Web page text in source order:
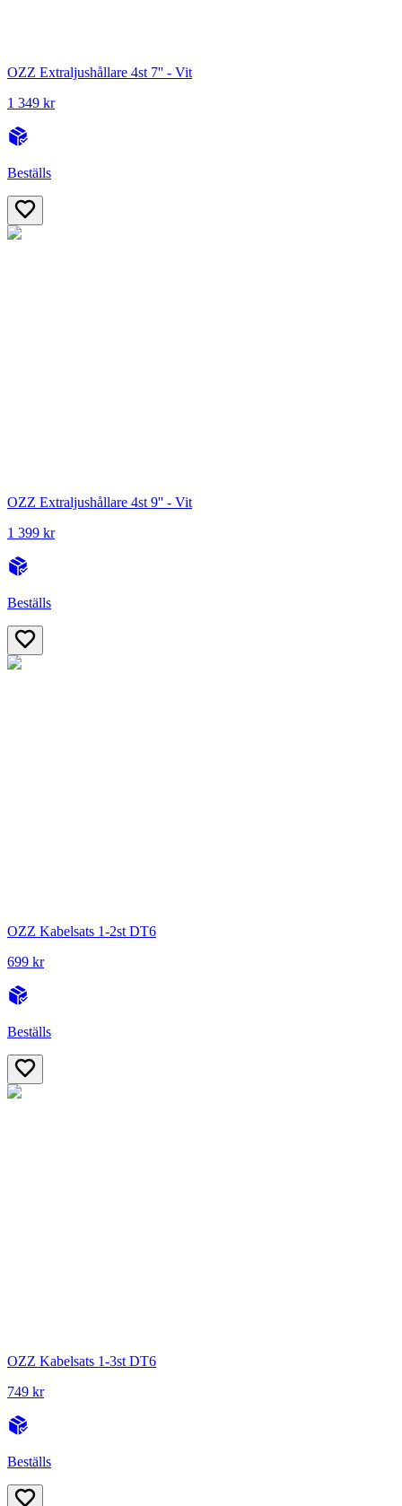
OZZ Extraljushållare 4st 7'' - Vit
1 349 kr
Beställs
OZZ Extraljushållare 4st 9'' - Vit
1 399 kr
Beställs
OZZ Kabelsats 1-2st DT6
699 kr
Beställs
OZZ Kabelsats 1-3st DT6
749 kr
Beställs